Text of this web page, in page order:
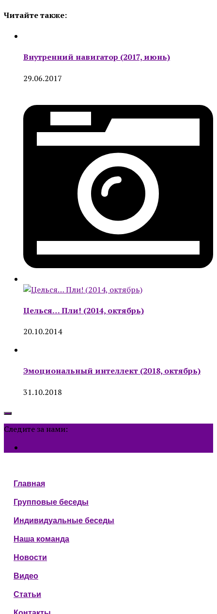
Читайте также:
Внутренний навигатор (2017, июнь)
29.06.2017
Целься… Пли! (2014, октябрь)
20.10.2014
Эмоциональный интеллект (2018, октябрь)
31.10.2018
Следите за нами:
Главная
Групповые беседы
Индивидуальные беседы
Наша команда
Новости
Видео
Статьи